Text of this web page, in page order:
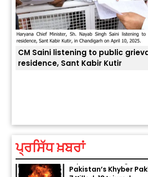
CM Saini listening to public
residence, Sant Kabir Kutir
ਪ੍ਰਸਿੱਧ ਖ਼ਬਰਾਂ
August 5, 2026 6:23 AM
Explosion During
Pakistan’s Khyber
7 Killed, 18 Injured